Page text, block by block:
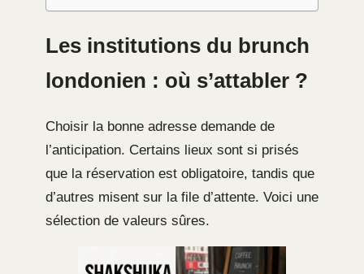
Les institutions du brunch
londonien : où s’attabler ?
Choisir la bonne adresse demande de
l’anticipation. Certains lieux sont si prisés
que la réservation est obligatoire, tandis que
d’autres misent sur la file d’attente. Voici une
sélection de valeurs sûres.